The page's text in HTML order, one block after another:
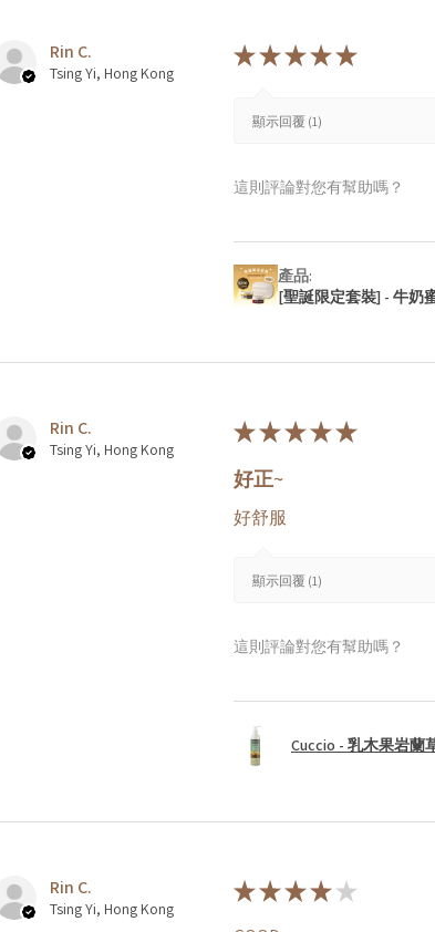
Rin C.
Tsing Yi, Hong Kong
★★★★★
顯示回覆 (1)
這則評論對您有幫助嗎？
產品:
[聖誕限定套裝] - 牛奶
Rin C.
Tsing Yi, Hong Kong
★★★★★
好正~
好舒服
顯示回覆 (1)
這則評論對您有幫助嗎？
Cuccio - 乳木果岩蘭
Rin C.
Tsing Yi, Hong Kong
★★★★★